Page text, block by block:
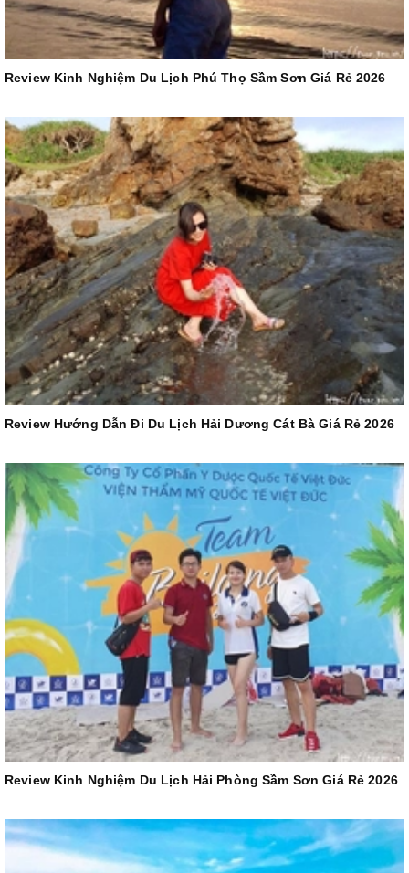
Review Kinh Nghiệm Du Lịch Phú Thọ Sầm Sơn Giá Rẻ 2026
Review Hướng Dẫn Đi Du Lịch Hải Dương Cát Bà Giá Rẻ 2026
Review Kinh Nghiệm Du Lịch Hải Phòng Sầm Sơn Giá Rẻ 2026